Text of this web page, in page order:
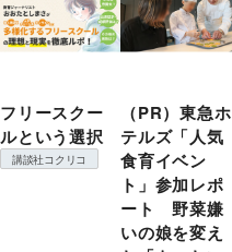
フリースクー
ルという選択
講談社コクリコ
（PR）東急ホ
テルズ「人気
食育イベン
ト」参加レポ
ート 野菜嫌
いの娘を変え